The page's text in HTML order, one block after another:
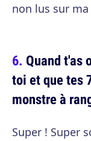
non lus sur
Quand t'as
toi et que tes
monstre à
Super ! Super